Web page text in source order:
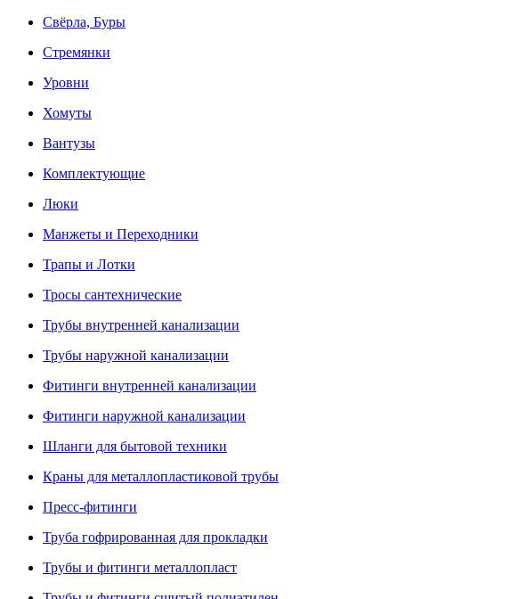
Свёрла, Буры
Стремянки
Уровни
Хомуты
Вантузы
Комплектующие
Люки
Манжеты и Переходники
Трапы и Лотки
Тросы сантехнические
Трубы внутренней канализации
Трубы наружной канализации
Фитинги внутренней канализации
Фитинги наружной канализации
Шланги для бытовой техники
Краны для металлопластиковой трубы
Пресс-фитинги
Труба гофрированная для прокладки
Трубы и фитинги металлопласт